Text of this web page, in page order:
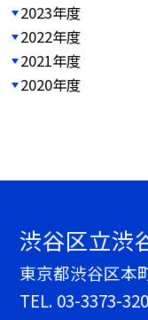
2023年度
2022年度
2021年度
2020年度
渋谷区立渋
東京都渋谷区本
TEL. 03-3373-